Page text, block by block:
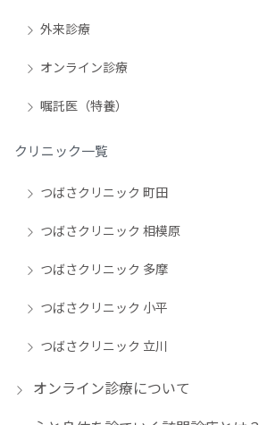
外来診療
オンライン診療
嘱託医（特養）
クリニック一覧
つばさクリニック 町田
つばさクリニック 相模原
つばさクリニック 多摩
つばさクリニック 小平
つばさクリニック 立川
オンライン診療について